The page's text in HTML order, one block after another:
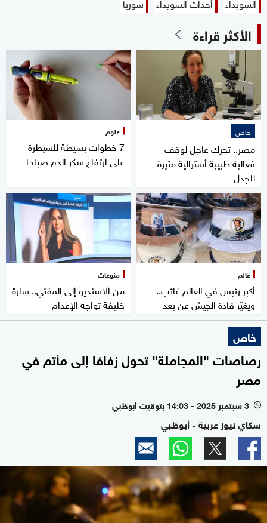
الأكثر قراءة
خاص
مصر.. تحرك عاجل لوقف
فعالية طبيبة أسترالية مثيرة
للجدل
علوم
7 خطوات بسيطة للسيطرة
على ارتفاع سكر الدم صباحا
عالم
أكبر رئيس في العالم غائب..
ويغيّر قادة الجيش عن بعد
منوعات
من الاستديو إلى المفتي.. سارة
خليفة تواجه الإعدام
خاص
رصاصات "المجاملة" تحول زفافا إلى مأتم في
مصر
l 3 سبتمبر 2025 - 14:03 بتوقيت أبوظبي
سكاي نيوز عربية - أبوظبي